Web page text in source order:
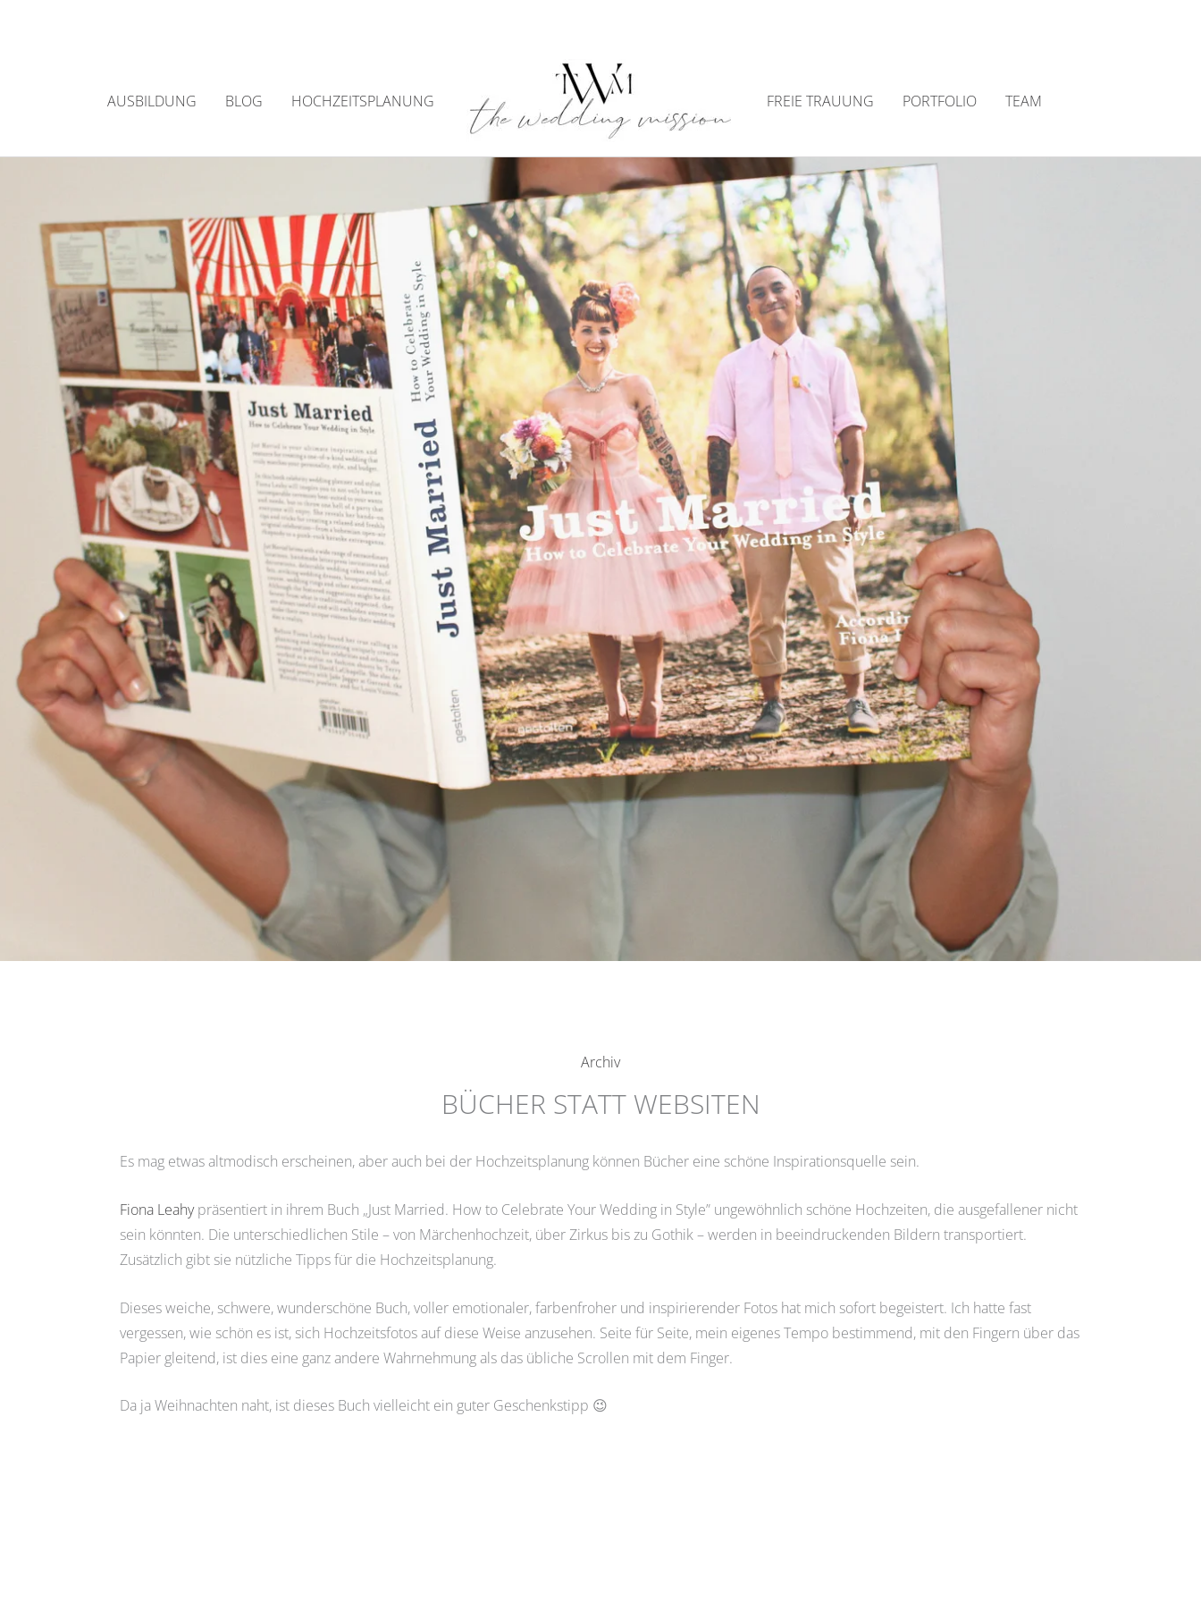
AUSBILDUNG
BLOG HOCHZEITSPLANUNG FREIE TRAUUNG PORTFOLIO TEAM
Archiv
BÜCHER STATT WEBSITEN
Es mag etwas altmodisch erscheinen, aber auch bei der Hochzeitsplanung können Bücher eine schöne Inspirationsquelle sein.
Fiona Leahypräsentiert in ihrem Buch „Just Married. How to Celebrate Your Wedding in Style” ungewöhnlich schöne Hochzeiten, die ausgefallener nicht
sein könnten. Die unterschiedlichen Stile – von Märchenhochzeit, über Zirkus bis zu Gothik – werden in beeindruckenden Bildern transportiert.
Zusätzlich gibt sie nützliche Tipps für die Hochzeitsplanung.
Dieses weiche, schwere, wunderschöne Buch, voller emotionaler, farbenfroher und inspirierender Fotos hat mich sofort begeistert. Ich hatte fast
vergessen, wie schön es ist, sich Hochzeitsfotos auf diese Weise anzusehen. Seite für Seite, mein eigenes Tempo bestimmend, mit den Fingern über das
Papier gleitend, ist dies eine ganz andere Wahrnehmung als das übliche Scrollen mit dem Finger.
Da ja Weihnachten naht, ist dieses Buch vielleicht ein guter Geschenkstipp 😉